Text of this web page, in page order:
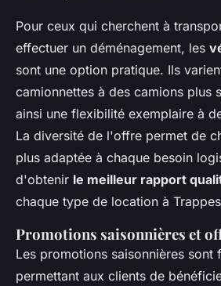
Pour ceux qui cherchent à
effectuer un déménagement, les
sont une option pratique. Ils
camionnettes à des camions plus
ainsi une flexibilité exemplaire à
La diversité de l'offre permet de
plus adaptée à chaque besoin
d'obtenir le meilleur rapport
chaque type de location à
Promotions saisonnières et
Les promotions saisonnières sont
permettant aux clients de